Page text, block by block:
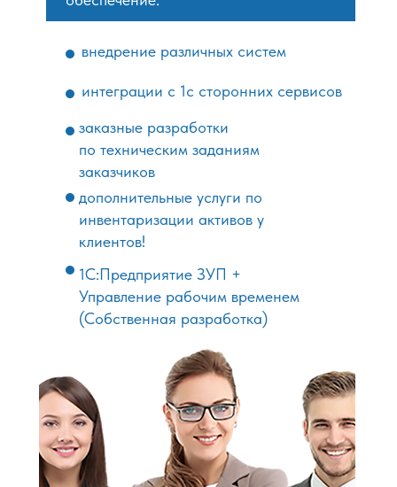
интеграции с 1с сторонних сервисов
внедрение различных систем
1С:Предприятие ЗУП +
Управление рабочим временем
(Собственная разработка)
дополнительные услуги по
инвентаризации активов у
клиентов!
заказные разработки
по техническим заданиям
заказчиков